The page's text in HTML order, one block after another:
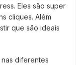
Eles são super
cliques. Além
que são ideais
diferentes